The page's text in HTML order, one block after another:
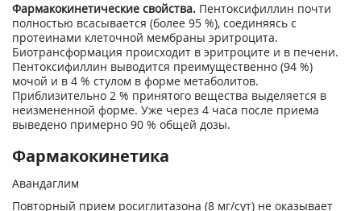
Фармакокинетические свойства. Пентоксифиллин почти
полностью всасывается (более 95 %), соединяясь с
протеинами клеточной мембраны эритроцита.
Биотрансформация происходит в эритроците и в печени.
Пентоксифиллин выводится преимущественно (94 %)
мочой и в 4 % стулом в форме метаболитов.
Приблизительно 2 % принятого вещества выделяется в
неизмененной форме. Уже через 4 часа после приема
выведено примерно 90 % общей дозы.
Фармакокинетика
Авандаглим
Повторный прием росиглитазона (8 мг/сут) не оказывает